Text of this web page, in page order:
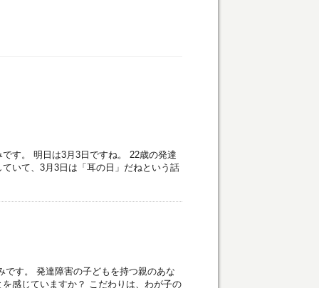
す。 明日は3月3日ですね。 22歳の発達
いて、3月3日は「耳の日」だねという話
す。 発達障害の子どもを持つ親のあな
感じていますか？ こだわりは、わが子の